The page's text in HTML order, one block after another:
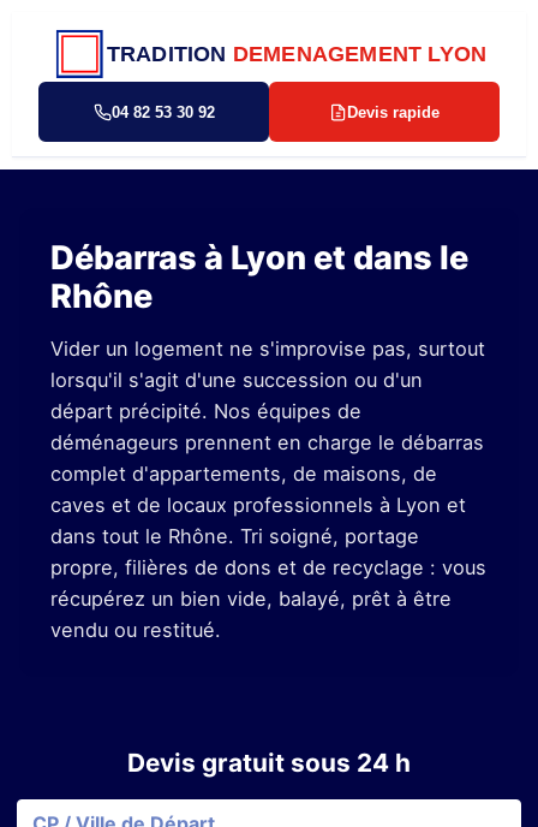
TRADITION DEMENAGEMENT LYON
04 82 53 30 92 Devis rapide
Débarras à Lyon et dans le
Rhône
Vider un logement ne s'improvise pas, surtout
lorsqu'il s'agit d'une succession ou d'un
départ précipité. Nos équipes de
déménageurs prennent en charge le débarras
complet d'appartements, de maisons, de
caves et de locaux professionnels à Lyon et
dans tout le Rhône. Tri soigné, portage
propre, filières de dons et de recyclage : vous
récupérez un bien vide, balayé, prêt à être
vendu ou restitué.
Devis gratuit sous 24 h